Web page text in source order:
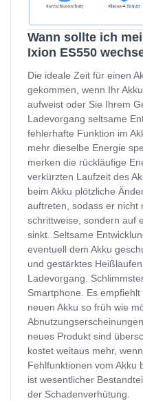
Wann sollte ich
Ixion ES550
Die ideale Zeit für einen
gekommen, wenn Ihr
aufweist oder Sie Ihrem
Ladevorgang seltsame
fehlerhafte Funktion im
mehr dieselbe Energie
merken die rückläufige
verkürzten Laufzeit des
beim Akku plötzliche
auftreten, sodass er nicht
schrittweise, sondern auf
sinkt. Seltsame
eventuell dem Akku
und gestärktes
Ladevorgang.
Smartphone. Es
neuen Akku so früh wie
neues Produkt sind
kostet weitaus mehr,
Fehlfunktionen vom Akku
ist wesentlicher
der Schadenverhütung.